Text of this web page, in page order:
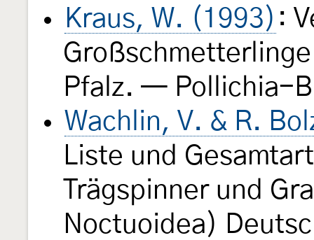
Kraus, W. (1993) :
Pfalz. — Pollichia-
Wachlin, V. & R.
Liste und
Trägspinner und
Noctuoidea)